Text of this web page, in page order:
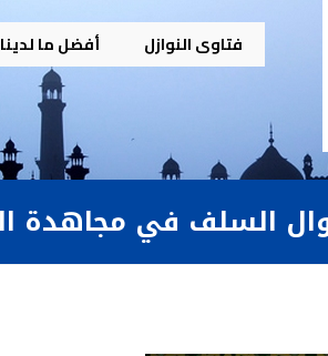
فتاوى النوازل أفضل ما لدينا